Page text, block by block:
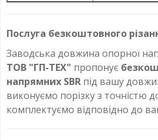
Послуга безкоштовного
Заводська довжина опорної
ТОВ "ГП-ТЕХ" пропонує
напрямних SBR під вашу
виконуємо порізку з точністю
комплектуємо відповідно до